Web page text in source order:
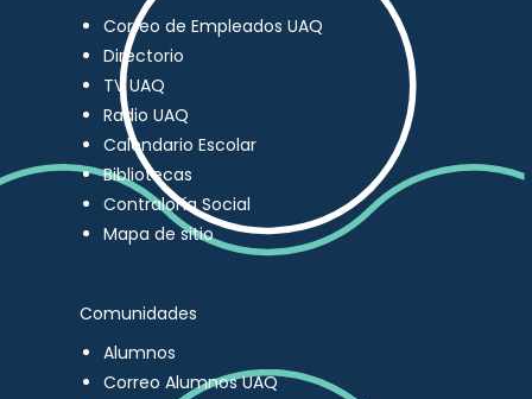
Correo de Empleados UAQ
Directorio
TV UAQ
Radio UAQ
Calendario Escolar
Bibliotecas
Contraloría Social
Mapa de sitio
Comunidades
Alumnos
Correo Alumnos UAQ